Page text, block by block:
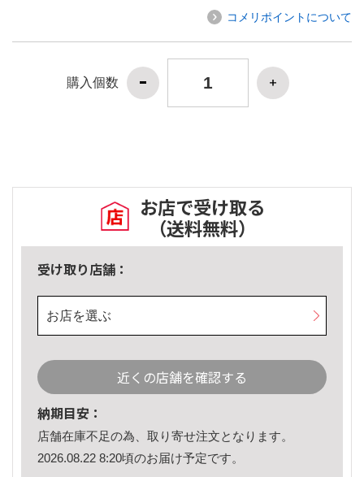
コメリポイントについて
購入個数
お店で受け取る
（送料無料）
受け取り店舗：
お店を選ぶ
近くの店舗を確認する
納期目安：
店舗在庫不足の為、取り寄せ注文となります。
2026.08.22 8:20頃のお届け予定です。